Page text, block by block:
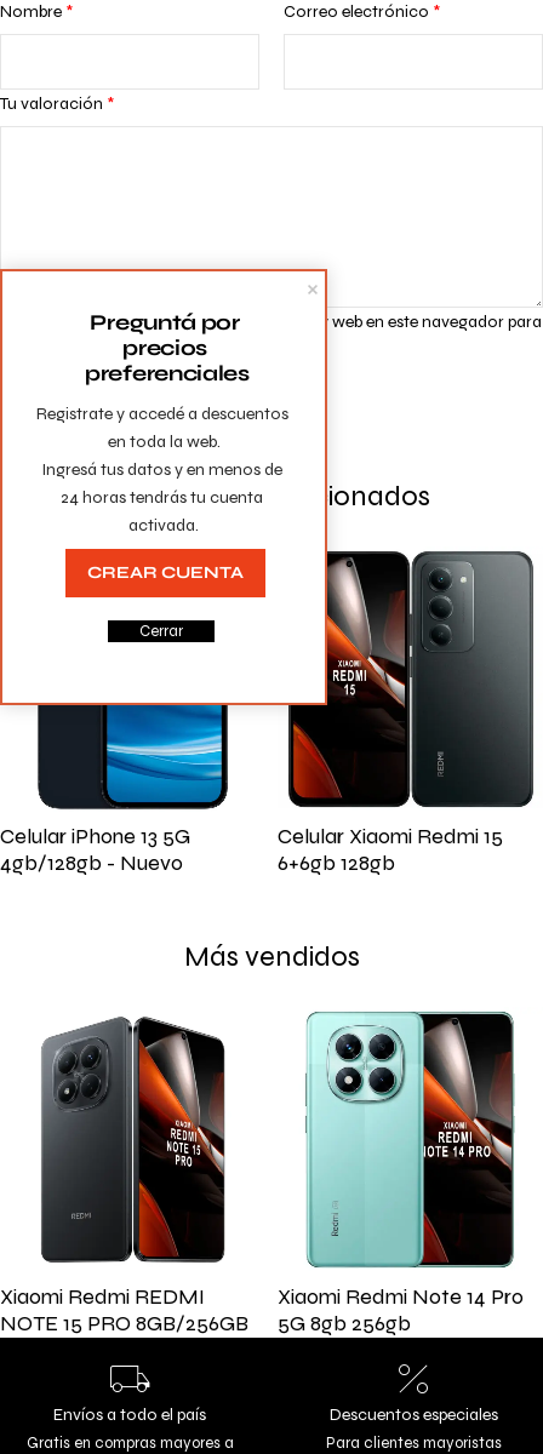
Tu valoración *
Nombre * Correo electrónico *
Guarda mi nombre, correo electrónico y web en este navegador para
la próxima vez que comente.
Productos Relacionados
Celular iPhone 13 5G
4gb/128gb - Nuevo
Celular Xiaomi Redmi 15
6+6gb 128gb
Más vendidos
Xiaomi Redmi REDMI
NOTE 15 PRO 8GB/256GB
Xiaomi Redmi Note 14 Pro
5G 8gb 256gb
Envíos a todo el país
Gratis en compras mayores a
Descuentos especiales
Para clientes mayoristas
Registrate y accedé a descuentos
en toda la web.
Ingresá tus datos y en menos de
24 horas tendrás tu cuenta
activada.
Preguntá por
precios
preferenciales
CREAR CUENTA
Cerrar